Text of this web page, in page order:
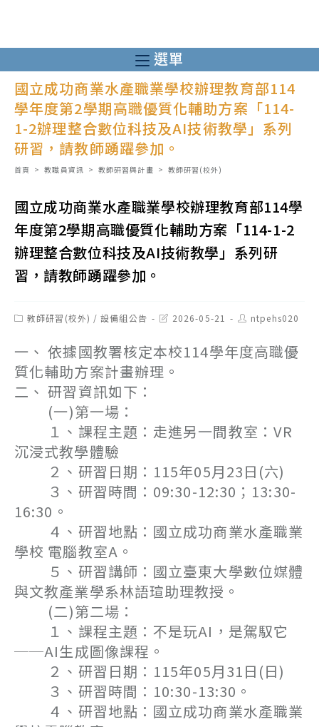
至
主
內
選單
國立成功商業水產職業學校辦理教育部114
學年度第2學期高職優質化輔助方案「114-
1-2辦理整合數位科技及AI技術教學」系列
研習，請教師踴躍參加。
首頁 > 教職員資訊 > 教師研習與計畫 > 教師研習(校外)
國立成功商業水產職業學校辦理教育部114學
年度第2學期高職優質化輔助方案「114-1-2
辦理整合數位科技及AI技術教學」系列研
習，請教師踴躍參加。
Post教師研習(校外) / 設備組公告
Post2026-05-21
Post
author:
ntpehs020
一、 依據國教署核定本校114學年度高職優
質化輔助方案計畫辦理。
二、 研習資訊如下：
(一)第一場：
１、課程主題：走進另一間教室：VR
沉浸式教學體驗
２、研習日期：115年05月23日(六)
３、研習時間：09:30-12:30；13:30-
16:30。
４、研習地點：國立成功商業水產職業
學校 電腦教室A。
５、研習講師：國立臺東大學數位媒體
與文教產業學系林語瑄助理教授。
(二)第二場：
１、課程主題：不是玩AI，是駕馭它
──AI生成圖像課程。
２、研習日期：115年05月31日(日)
３、研習時間：10:30-13:30。
４、研習地點：國立成功商業水產職業